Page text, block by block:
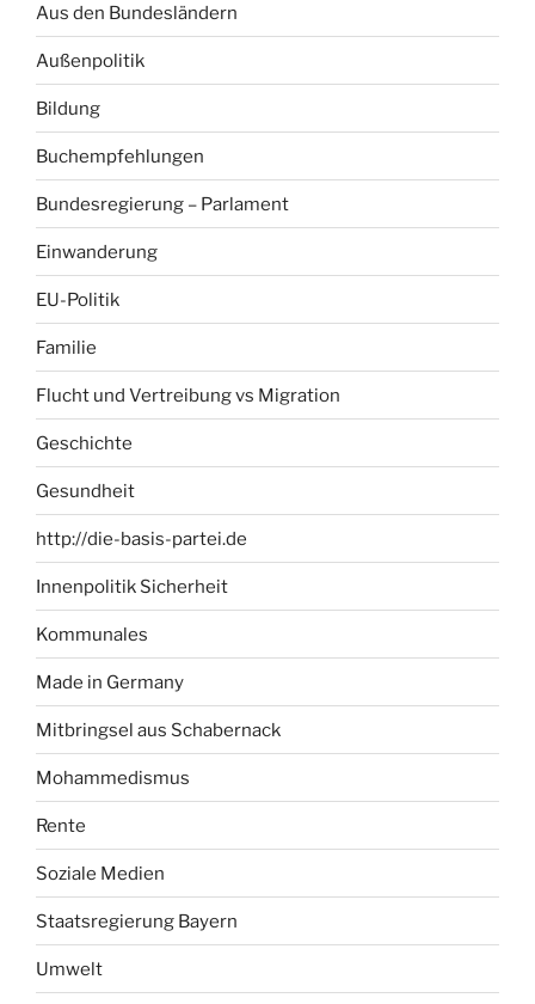
Aus den Bundesländern
Außenpolitik
Bildung
Buchempfehlungen
Bundesregierung – Parlament
Einwanderung
EU-Politik
Familie
Flucht und Vertreibung vs Migration
Geschichte
Gesundheit
http://die-basis-partei.de
Innenpolitik Sicherheit
Kommunales
Made in Germany
Mitbringsel aus Schabernack
Mohammedismus
Rente
Soziale Medien
Staatsregierung Bayern
Umwelt